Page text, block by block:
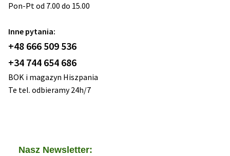
Pon-Pt od 7.00 do 15.00
Inne pytania:
+48 666 509 536
+34 744 654 686
BOK i magazyn Hiszpania
Te tel. odbieramy 24h/7
Nasz Newsletter: